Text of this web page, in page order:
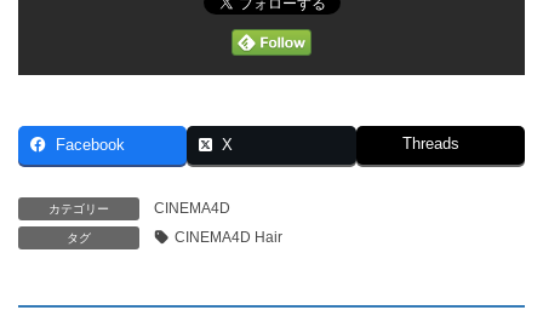
Facebook X Threads
カテゴリー CINEMA4D
タグ CINEMA4D Hair